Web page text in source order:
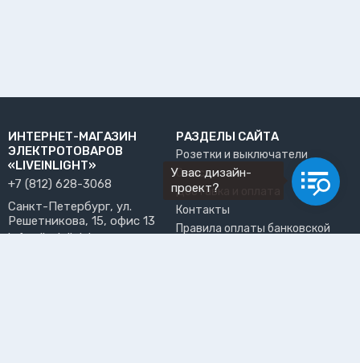
ИНТЕРНЕТ-МАГАЗИН
ЭЛЕКТРОТОВАРОВ
«LIVEINLIGHT»
+7 (812) 628-3068
Санкт-Петербург, ул.
Решетникова, 15, офис 13
info@liveinlight.ru
РАЗДЕЛЫ САЙТА
Розетки и выключатели
О нас
Доставка и оплата
Контакты
Правила оплаты банковской
У вас дизайн-
проект?